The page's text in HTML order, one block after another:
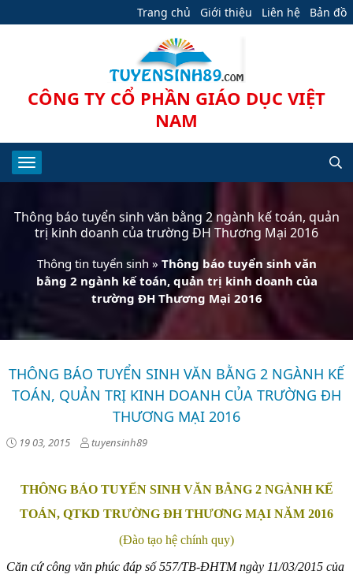
Trang chủ Giới thiệu Liên hệ Bản đồ
CÔNG TY CỔ PHẦN GIÁO DỤC VIỆT
NAM
Thông báo tuyển sinh văn bằng 2 ngành kế toán, quản
trị kinh doanh của trường ĐH Thương Mại 2016
Thông tin tuyển sinh » Thông báo tuyển sinh văn
bằng 2 ngành kế toán, quản trị kinh doanh của
trường ĐH Thương Mại 2016
THÔNG BÁO TUYỂN SINH VĂN BẰNG 2 NGÀNH KẾ
TOÁN, QUẢN TRỊ KINH DOANH CỦA TRƯỜNG ĐH
THƯƠNG MẠI 2016
19 03, 2015 tuyensinh89
THÔNG BÁO TUYỂN SINH VĂN BẰNG 2 NGÀNH KẾ
TOÁN, QTKD TRƯỜNG ĐH THƯƠNG MẠI NĂM 2016
(Đào tạo hệ chính quy)
Căn cứ công văn phúc đáp số 557/TB-ĐHTM ngày 11/03/2015 của